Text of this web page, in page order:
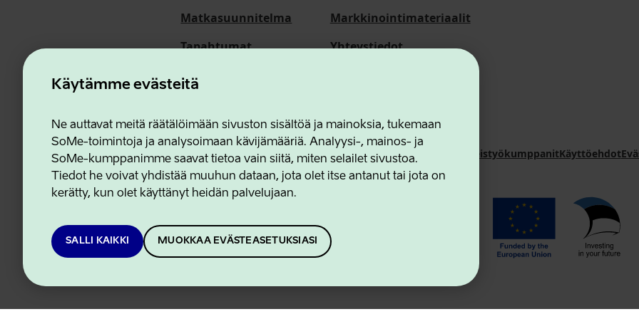
Käytämme evästeitä
Ne auttavat meitä räätälöimään sivuston sisältöä ja mainoksia, tukemaan
SoMe-toimintoja ja analysoimaan kävijämääriä. Analyysi-, mainos- ja
SoMe-kumppanimme saavat tietoa vain siitä, miten selailet sivustoa.
Tiedot he voivat yhdistää muuhun dataan, jota olet itse antanut tai jota on
kerätty, kun olet käyttänyt heidän palvelujaan.
SALLI KAIKKI MUOKKAA EVÄSTEASETUKSIASI
Matkasuunnitelma
Tapahtumat
Meistä
Markkinointimateriaalit
Yhteystiedot
Estonian Business and Innovation AgencyYhteystiedot YhteistyökumppanitKäyttöehdot